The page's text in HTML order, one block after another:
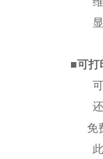
显示
■可打
可通
还可
免
此外